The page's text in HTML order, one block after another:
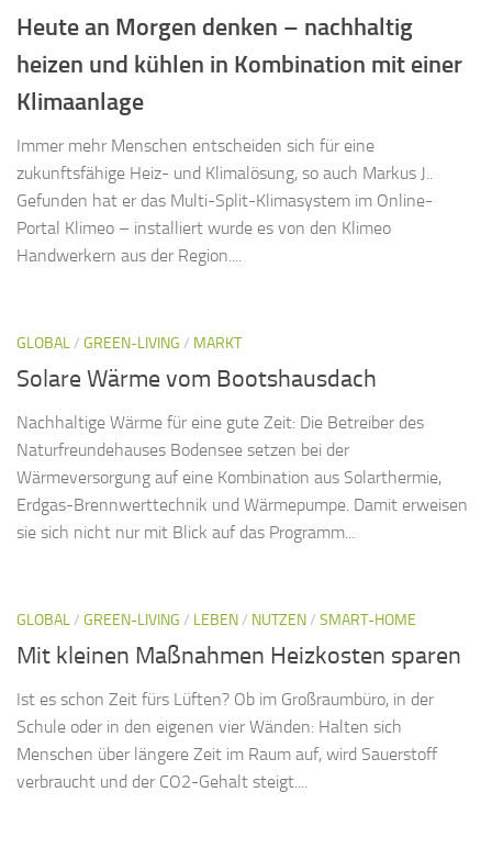
Heute an Morgen denken – nachhaltig
heizen und kühlen in Kombination mit einer
Klimaanlage
Immer mehr Menschen entscheiden sich für eine
zukunftsfähige Heiz- und Klimalösung, so auch Markus J..
Gefunden hat er das Multi-Split-Klimasystem im Online-
Portal Klimeo – installiert wurde es von den Klimeo
Handwerkern aus der Region....
GLOBAL/ GREEN-LIVING / MARKT
Solare Wärme vom Bootshausdach
Nachhaltige Wärme für eine gute Zeit: Die Betreiber des
Naturfreundehauses Bodensee setzen bei der
Wärmeversorgung auf eine Kombination aus Solarthermie,
Erdgas-Brennwerttechnik und Wärmepumpe. Damit erweisen
sie sich nicht nur mit Blick auf das Programm...
GLOBAL/ GREEN-LIVING / LEBEN/ NUTZEN/ SMART-HOME
Mit kleinen Maßnahmen Heizkosten sparen
Ist es schon Zeit fürs Lüften? Ob im Großraumbüro, in der
Schule oder in den eigenen vier Wänden: Halten sich
Menschen über längere Zeit im Raum auf, wird Sauerstoff
verbraucht und der CO2-Gehalt steigt....